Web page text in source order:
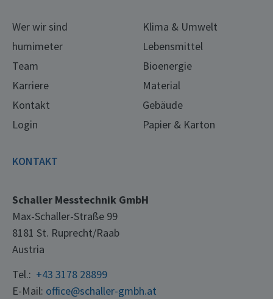
Wer wir sind
humimeter
Team
Karriere
Kontakt
Login
Klima & Umwelt
Lebensmittel
Bioenergie
Material
Gebäude
Papier & Karton
KONTAKT
Schaller Messtechnik GmbH
Max-Schaller-Straße 99
8181 St. Ruprecht/Raab
Austria
Tel.: +43 3178 28899
E-Mail: office@schaller-gmbh.at